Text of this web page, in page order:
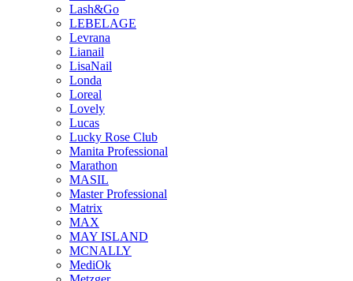
Lash&Go
LEBELAGE
Levrana
Lianail
LisaNail
Londa
Loreal
Lovely
Lucas
Lucky Rose Club
Manita Professional
Marathon
MASIL
Master Professional
Matrix
MAX
MAY ISLAND
MCNALLY
MediOk